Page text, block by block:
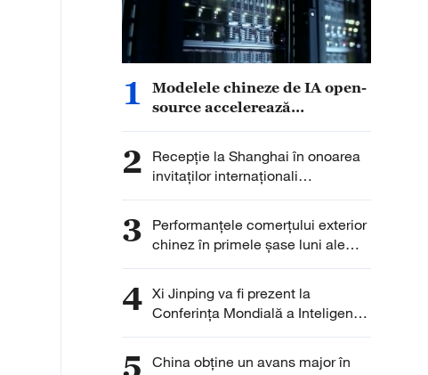
1
Modelele chineze de IA open-
source accelerează
2
Recepție la Shanghai în onoarea
invitaților internaționali
participanți la WAIC 2026
3
Performanțele comerțului exterior
chinez în primele șase luni ale
anului 2026
4 Xi Jinping va fi prezent la
Conferința Mondială a Inteligenței
Artificiale 2026
5
China obține un avans major în